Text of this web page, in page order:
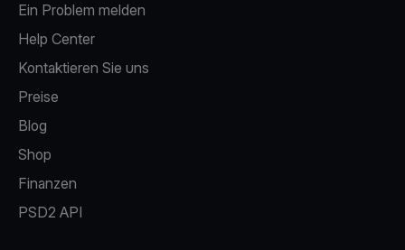
Ein Problem melden
Help Center
Kontaktieren Sie uns
Preise
Blog
Shop
Finanzen
PSD2 API